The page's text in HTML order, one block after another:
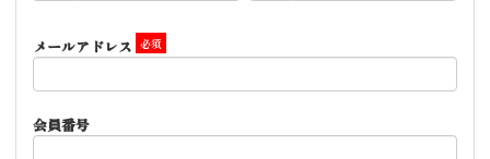
メールアドレス
会員番号